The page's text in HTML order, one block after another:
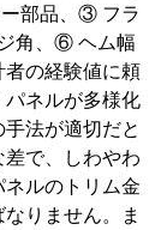
部品、③ フラ
角、⑥ ヘム幅
の経験値に頼
ネルが多様化
法が適切だと
で、しわやわ
ルのトリム金
りません。ま